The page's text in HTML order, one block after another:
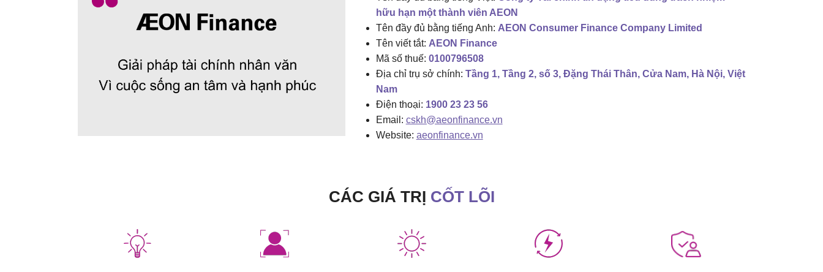
hữu hạn một thành viên AEON
Tên đầy đủ bằng tiếng Anh: AEON Consumer Finance Company Limited
Tên viết tắt: AEON Finance
Mã số thuế: 0100796508
Địa chỉ trụ sở chính: Tầng 1, Tầng 2, số 3, Đặng Thái Thân, Cửa Nam, Hà Nội, Việt
Nam
Điện thoại: 1900 23 23 56
Email: cskh@aeonfinance.vn
Website: aeonfinance.vn
CÁC GIÁ TRỊ CỐT LÕI